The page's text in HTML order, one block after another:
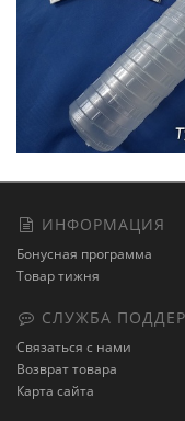
ИНФОРМАЦИЯ
Бонусная программа
Товар тижня
СЛУЖБА
Связаться с нами
Возврат товара
Карта сайта